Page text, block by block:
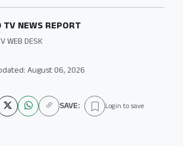
TV NEWS REPORT
WEB DESK
August 06, 2026
SAVE: Login to save